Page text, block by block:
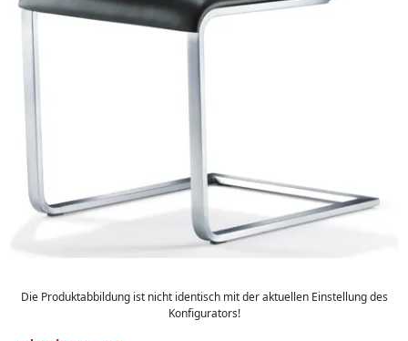
Die Produktabbildung ist nicht identisch mit der aktuellen Einstellung des
Konfigurators!